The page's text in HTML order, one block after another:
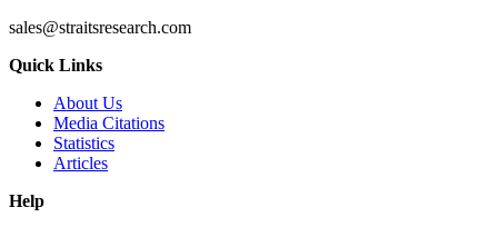
sales@straitsresearch.com
Quick Links
About Us
Media Citations
Statistics
Articles
Help